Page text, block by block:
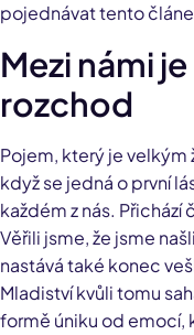
pojednávat tento
Mezi námi
rozchod
Pojem, který je velkým
když se jedná o první
každém z nás.
Věřili jsme, že jsme
nastává také konec
Mladiství kvůli tomu
formě úniku od emocí,